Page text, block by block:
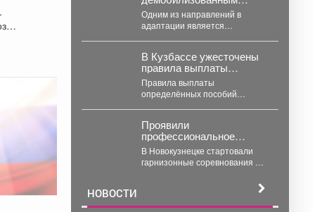
участникам СВО
помогают адаптироваться
к мирной жизни.
Одним из направлений в
адаптации является
национального проекта на
примере...
В Кузбассе ужесточены
правила выплаты
пособий – кого их лишили
Правила выплаты
определённых пособий
больше не может их...
Проявили
профессиональное
мастерство, физическую
подготовку и командный
дух.
В Новокузнецке стартовали
гарнизонные соревнования по
НОВОСТИ